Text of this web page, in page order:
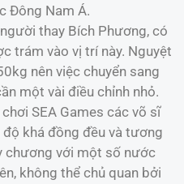
Đông Nam Á.
thay Bích Phương, có
trám vào vị trí này. Nguyệt
nên việc chuyển sang
một vài điều chỉnh nhỏ.
SEA Games các võ sĩ
khá đồng đều và tương
chương với một số nước
không thể chủ quan bởi